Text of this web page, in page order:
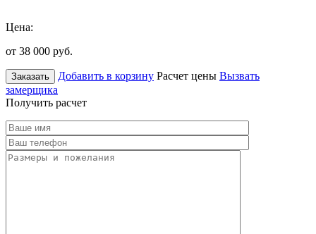
Цена:
от 38 000 руб.
Заказать Добавить в корзину Расчет цены Вызвать
замерщика
Получить расчет